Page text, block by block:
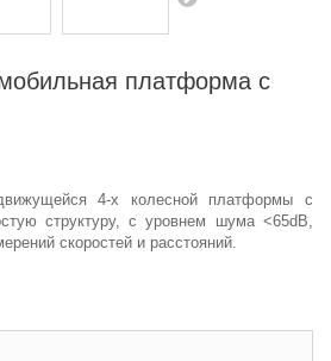
платформа с
4-х колесной платформы с
структуру, с уровнем шума <65dB,
скоростей и расстояний.